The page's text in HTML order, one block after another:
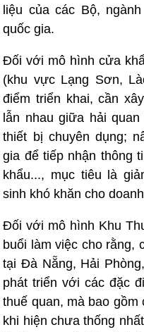
liệu của các Bộ,
quốc gia.
Đối với mô hình cửa
(khu vực Lạng Sơn,
điểm triển khai, cần
lẫn nhau giữa hải
thiết bị chuyên dụng;
gia để tiếp nhận thông
khẩu..., mục tiêu là
sinh khó khăn cho
Đối với mô hình Khu
buổi làm việc cho rằng,
tại Đà Nẵng, Hải
phát triển với các đặc
thuế quan, mà bao
khi hiện chưa thống